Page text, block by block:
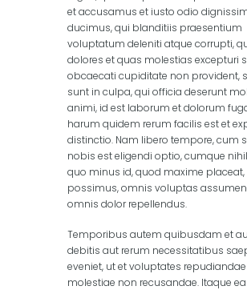
et accusamus et iusto odio
ducimus, qui blanditiis praesentium
voluptatum deleniti atque corrupti,
dolores et quas molestias excepturi
obcaecati cupiditate non provident,
sunt in culpa, qui officia deserunt
animi, id est laborum et dolorum
harum quidem rerum facilis est et
distinctio. Nam libero tempore, cum
nobis est eligendi optio, cumque
quo minus id, quod maxime placeat,
possimus, omnis voluptas
omnis dolor repellendus.
Temporibus autem quibusdam et
debitis aut rerum necessitatibus
eveniet, ut et voluptates
molestiae non recusandae. Itaque